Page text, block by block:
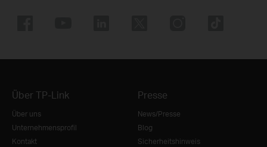
Über TP-Link
Über uns
Unternehmensprofil
Kontakt
Presse
News/Presse
Blog
Sicherheitshinweis